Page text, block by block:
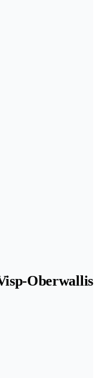
Oberwallis